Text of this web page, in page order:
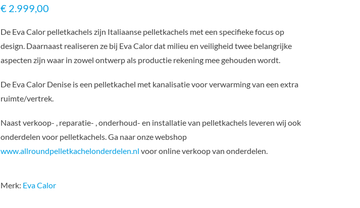
€ 2.999,00
De Eva Calor pelletkachels zijn Italiaanse pelletkachels met een specifieke focus op
design. Daarnaast realiseren ze bij Eva Calor dat milieu en veiligheid twee belangrijke
aspecten zijn waar in zowel ontwerp als productie rekening mee gehouden wordt.
De Eva Calor Denise is een pelletkachel met kanalisatie voor verwarming van een extra
ruimte/vertrek.
Naast verkoop- , reparatie- , onderhoud- en installatie van pelletkachels leveren wij ook
onderdelen voor pelletkachels. Ga naar onze webshop
www.allroundpelletkachelonderdelen.nl voor online verkoop van onderdelen.
Merk: Eva Calor